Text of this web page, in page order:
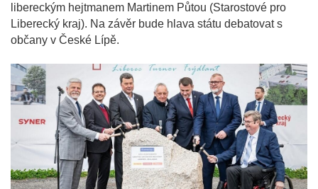
libereckým hejtmanem Martinem Půtou (Starostové pro
Liberecký kraj). Na závěr bude hlava státu debatovat s
občany v České Lípě.